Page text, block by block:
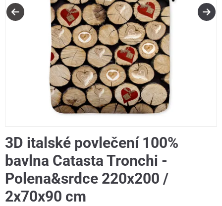
3D italské povlečení 100%
bavlna Catasta Tronchi -
Polena&srdce 220x200 /
2x70x90 cm